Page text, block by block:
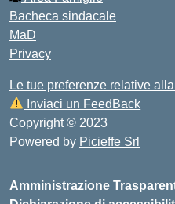
Bacheca sindacale
MaD
Privacy
Le tue preferenze relative
Inviaci un FeedBack
Copyright © 2023
Powered by Picieffe Srl
Amministrazione